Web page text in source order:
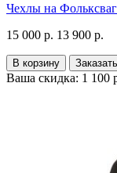
Чехлы на
15 000 р. 13 900 р.
В корзину Заказать
Ваша скидка: 1 100